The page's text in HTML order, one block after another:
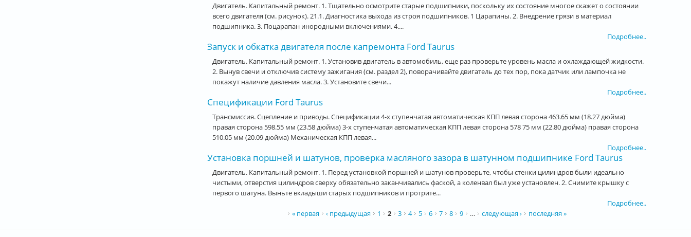
Двигатель. Капитальный ремонт. 1. Тщательно осмотрите старые подшипники, поскольку их состояние многое скажет о состоянии
всего двигателя (см. рисунок). 21.1. Диагностика выхода из строя подшипников. 1 Царапины. 2. Внедрение грязи в материал
подшипника. 3. Поцарапан инородными включениями. 4....
Подробнее..
Запуск и обкатка двигателя после капремонта Ford Taurus
Двигатель. Капитальный ремонт. 1. Установив двигатель в автомобиль, еще раз проверьте уровень масла и охлаждающей жидкости.
2. Вынув свечи и отключив систему зажигания (см. раздел 2), поворачивайте двигатель до тех пор, пока датчик или лампочка не
покажут наличие давления масла. 3. Установите свечи...
Подробнее..
Спецификации Ford Taurus
Трансмиссия. Сцепление и приводы. Спецификации 4-х ступенчатая автоматическая КПП левая сторона 463.65 мм (18.27 дюйма)
правая сторона 598.55 мм (23.58 дюйма) 3-х ступенчатая автоматическая КПП левая сторона 578 75 мм (22.80 дюйма) правая сторона
510.05 мм (20.09 дюйма) Механическая КПП левая...
Подробнее..
Установка поршней и шатунов, проверка масляного зазора в шатунном подшипнике Ford Taurus
Двигатель. Капитальный ремонт. 1. Перед установкой поршней и шатунов проверьте, чтобы стенки цилиндров были идеально
чистыми, отверстия цилиндров сверху обязательно заканчивались фаской, а коленвал был уже установлен. 2. Снимите крышку с
первого шатуна. Выньте вкладыши старых подшипников и протрите...
Подробнее..
« первая ‹ предыдущая 1 2 3 4 5 6 7 8 9 … следующая › последняя »